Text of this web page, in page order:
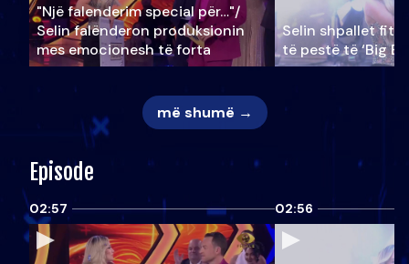
"Një falenderim special për…"/
Selin falënderon produksionin
mes emocionesh të forta
Selin shpallet
të pestë të ‘Big
më shumë →
Episode
02:57 02:56